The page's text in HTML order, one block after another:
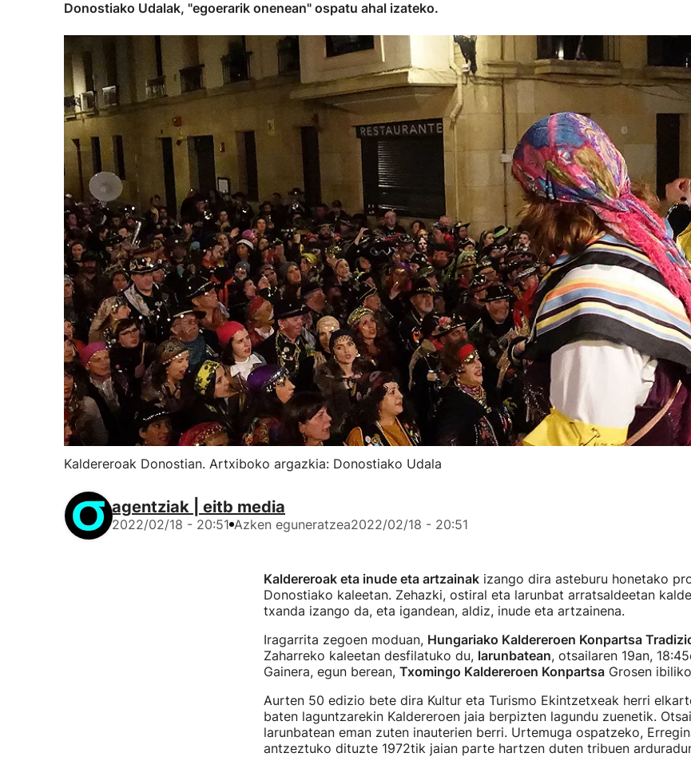
Donostiako Udalak, "egoerarik onenean" ospatu ahal izateko.
Kaldereroak Donostian. Artxiboko argazkia: Donostiako Udala
agentziak | eitb media
2022/02/18 - 20:51 Azken eguneratzea2022/02/18 - 20:51
Kaldereroak eta inude eta artzainakizango dira asteburu honetako
Donostiako kaleetan. Zehazki, ostiral eta larunbat arratsaldeetan
txanda izango da, eta igandean, aldiz, inude eta artzainena.
Iragarrita zegoen moduan, Hungariako Kaldereroen Konpartsa
Zaharreko kaleetan desfilatuko du, larunbatean, otsailaren 19an,
Gainera, egun berean, Txomingo Kaldereroen KonpartsaGrosen
Aurten 50 edizio bete dira Kultur eta Turismo Ekintzetxeak herri
baten laguntzarekin Kaldereroen jaia berpizten lagundu zuenetik.
larunbatean eman zuten inauterien berri. Urtemuga ospatzeko,
antzeztuko dituzte 1972tik jaian parte hartzen duten tribuen